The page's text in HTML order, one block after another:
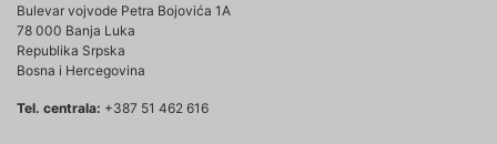
Bulevar vojvode Petra Bojovića 1A
78 000 Banja Luka
Republika Srpska
Bosna i Hercegovina
Tel. centrala: +387 51 462 616